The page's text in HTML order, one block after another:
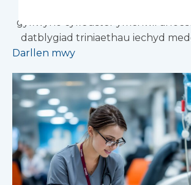
gyflwyno cyfleuster ymchwil
datblygiad triniaethau iechyd
Darllen mwy